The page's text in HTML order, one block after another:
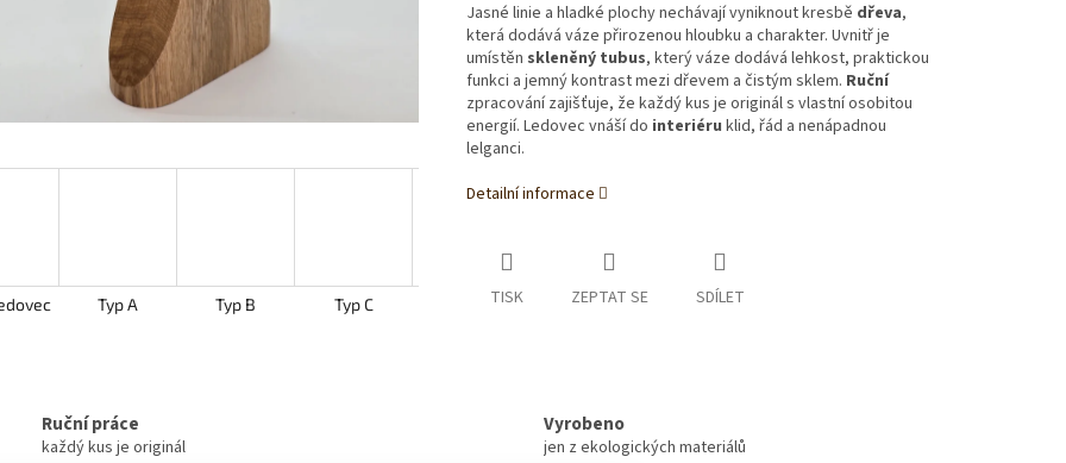
Typ A Typ B Typ C
Jasné linie a hladké plochy nechávají vyniknout kresbě dřeva,
která dodává váze přirozenou hloubku a charakter. Uvnitř je
umístěn skleněný tubus, který váze dodává lehkost, praktickou
funkci a jemný kontrast mezi dřevem a čistým sklem. Ruční
zpracování zajišťuje, že každý kus je originál s vlastní osobitou
energií. Ledovec vnáší do interiéru klid, řád a nenápadnou
lelganci.
Detailní informace
TISK ZEPTAT SE SDÍLET
Ruční práce
každý kus je originál
Vyrobeno
jen z ekologických materiálů